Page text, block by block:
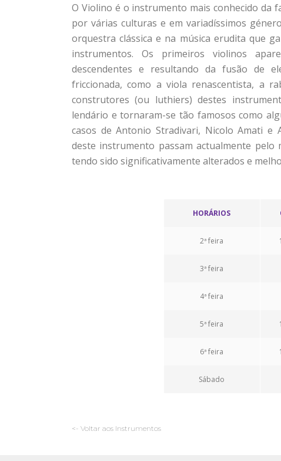
O Violino é o instrumento mais conhecido da
por várias culturas e em variadíssimos
orquestra clássica e na música erudita que
instrumentos. Os primeiros violinos
descendentes e resultando da fusão de
friccionada, como a viola renascentista, a
construtores (ou luthiers) destes
lendário e tornaram-se tão famosos como
casos de Antonio Stradivari, Nicolo Amati e
deste instrumento passam actualmente pelo
tendo sido significativamente alterados e
HORÁRIOS
2ª feira
3ª feira
4ª feira
5ª feira
6ª feira
Sábado
<- Voltar aos Instrumentos